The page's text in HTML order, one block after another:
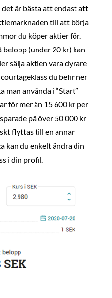
det är bästa att endast att
till att börja
du köper aktier för.
belopp (under 20 kr) kan
sälja aktien vara dyrare
du befinner
man använda i “Start”
för mer än 15 600 kr per
på över 50 000 kr
flyttas till en annan
kan du enkelt ändra din
i din profil.